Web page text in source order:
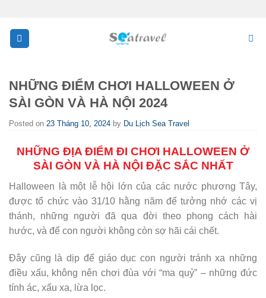
content
NHỮNG ĐIỂM CHƠI HALLOWEEN Ở
SÀI GÒN VÀ HÀ NỘI 2024
Posted on 23 Tháng 10, 2024 by Du Lịch Sea Travel
NHỮNG ĐỊA ĐIỂM ĐI CHƠI HALLOWEEN Ở
SÀI GÒN VÀ HÀ NỘI ĐẶC SẮC NHẤT
Halloween là một lễ hội lớn của các nước phương Tây,
được tổ chức vào 31/10 hằng năm để tưởng nhớ các vị
thánh, những người đã qua đời theo phong cách hài
hước, và để con người không còn sợ hãi cái chết.
Đây cũng là dịp để giáo dục con người tránh xa những
điều xấu, không nên chơi đùa với “ma quỷ” – những đức
tính ác, xấu xa, lừa lọc.